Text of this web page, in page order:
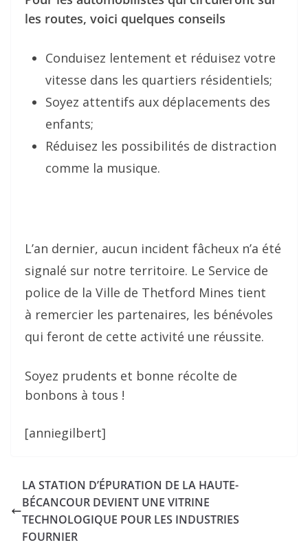
les routes, voici quelques conseils
Conduisez lentement et réduisez votre
vitesse dans les quartiers résidentiels;
Soyez attentifs aux déplacements des
enfants;
Réduisez les possibilités de distraction
comme la musique.
L’an dernier, aucun incident fâcheux n’a été
signalé sur notre territoire. Le Service de
police de la Ville de Thetford Mines tient
à remercier les partenaires, les bénévoles
qui feront de cette activité une réussite.
Soyez prudents et bonne récolte de
bonbons à tous !
[anniegilbert]
LA STATION D’ÉPURATION DE LA HAUTE-
BÉCANCOUR DEVIENT UNE VITRINE
TECHNOLOGIQUE POUR LES INDUSTRIES
FOURNIER